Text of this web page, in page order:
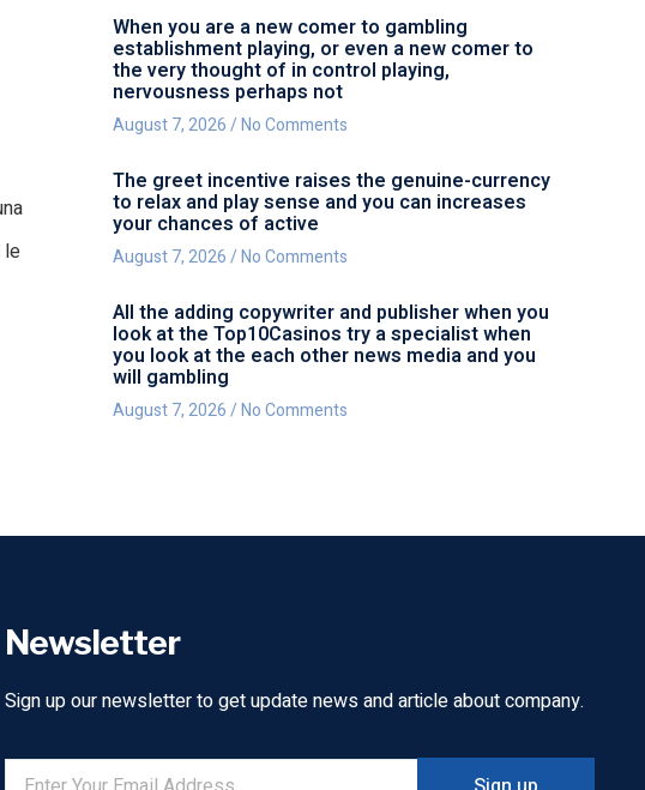
le
When you are a new comer to gambling
establishment playing, or even a new comer to
the very thought of in control playing,
nervousness perhaps not
August 7, 2026 No Comments
The greet incentive raises the genuine-currency
to relax and play sense and you can increases
your chances of active
August 7, 2026 No Comments
All the adding copywriter and publisher when you
look at the Top10Casinos try a specialist when
you look at the each other news media and you
will gambling
August 7, 2026 No Comments
Newsletter
Sign up our newsletter to get update news and article about company.